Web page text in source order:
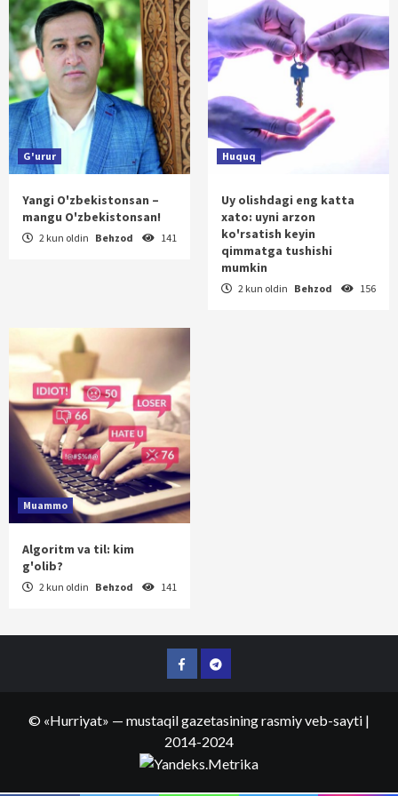
G'urur
Yangi O'zbekistonsan –
mangu O'zbekistonsan!
2 kun oldin Behzod 141
Huquq
Uy olishdagi eng katta
xato: uyni arzon
ko'rsatish keyin
qimmatga tushishi
mumkin
2 kun oldin Behzod 156
Muammo
Algoritm va til: kim
g'olib?
2 kun oldin Behzod 141
FacebookTelegram
© «Hurriyat» — mustaqil gazetasining rasmiy veb-sayti |
2014-2024